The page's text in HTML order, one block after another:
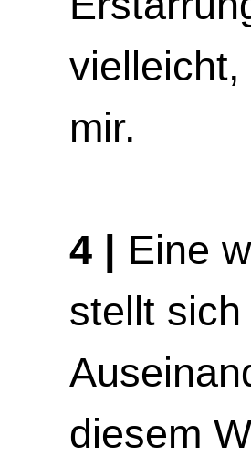
mir.
4 | Eine
stellt sich
diesem